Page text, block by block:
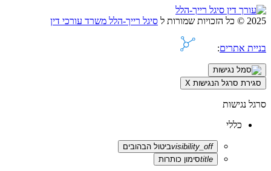
2025 © כל הזכויות שמורות ל סיגל רייך-הלל משרד עורכי דין
בניית אתרים:
סגירת סרגל הנגישות X
סרגל נגישות
כללי
visibility_offביטול הבהובים
titleסימון כותרות